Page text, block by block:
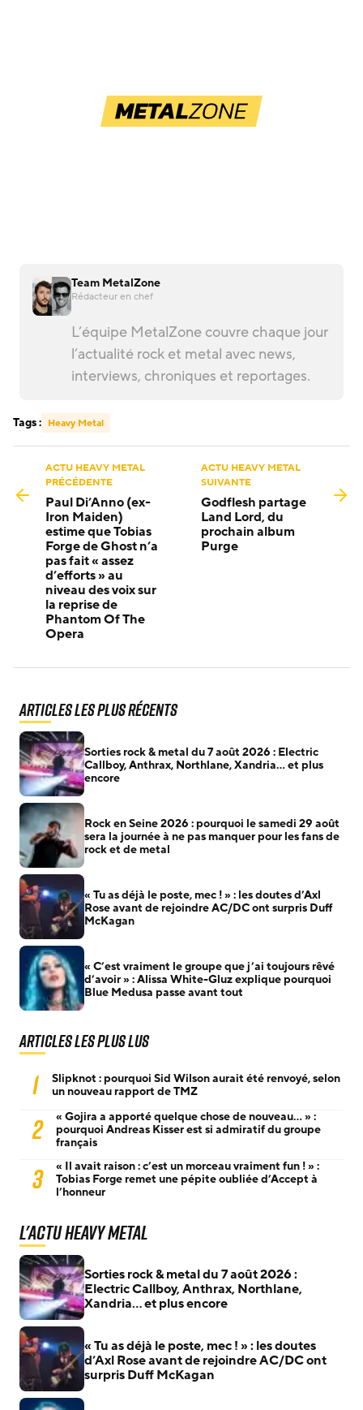
Team MetalZone
Rédacteur en chef
L’équipe MetalZone couvre chaque jour
l’actualité rock et metal avec news,
interviews, chroniques et reportages.
Tags : Heavy Metal
ACTU HEAVY METAL
PRÉCÉDENTE
Paul Di’Anno (ex-
Iron Maiden)
estime que Tobias
Forge de Ghost n’a
pas fait « assez
d’efforts » au
niveau des voix sur
la reprise de
Phantom Of The
Opera
ACTU HEAVY METAL
SUIVANTE
Godflesh partage
Land Lord, du
prochain album
Purge
Articles les plus récents
Sorties rock & metal du 7 août 2026 : Electric
Callboy, Anthrax, Northlane, Xandria… et plus
encore
Rock en Seine 2026 : pourquoi le samedi 29 août
sera la journée à ne pas manquer pour les fans de
rock et de metal
« Tu as déjà le poste, mec ! » : les doutes d’Axl
Rose avant de rejoindre AC/DC ont surpris Duff
McKagan
« C’est vraiment le groupe que j’ai toujours rêvé
d’avoir » : Alissa White-Gluz explique pourquoi
Blue Medusa passe avant tout
Articles les plus lus
1
Slipknot : pourquoi Sid Wilson aurait été renvoyé, selon
un nouveau rapport de TMZ
2
« Gojira a apporté quelque chose de nouveau… » :
pourquoi Andreas Kisser est si admiratif du groupe
français
3
« Il avait raison : c’est un morceau vraiment fun ! » :
Tobias Forge remet une pépite oubliée d’Accept à
l’honneur
L'actu Heavy Metal
Sorties rock & metal du 7 août 2026 :
Electric Callboy, Anthrax, Northlane,
Xandria… et plus encore
« Tu as déjà le poste, mec ! » : les doutes
d’Axl Rose avant de rejoindre AC/DC ont
surpris Duff McKagan